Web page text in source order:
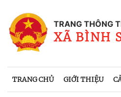
TRANG THÔNG
XÃ BÌNH
TRANG CHỦ GIỚI THIỆU